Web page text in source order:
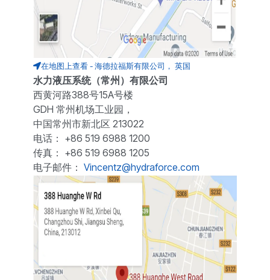
在地图上查看 - 海德拉福斯有限公司， 英国
水力液压系统（常州）有限公司
西黄河路388号15A号楼
GDH 常州机场工业园，
中国常州市新北区 213022
电话： +86 519 6988 1200
传真： +86 519 6988 1205
电子邮件： Vincentz@hydraforce.com